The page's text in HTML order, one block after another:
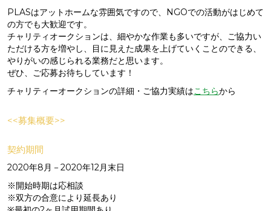
PLASはアットホームな雰囲気ですので、NGOでの活動がはじめて
の方でも大歓迎です。
チャリティオークションは、細やかな作業も多いですが、ご協力い
ただける方を増やし、目に見えた成果を上げていくことのできる、
やりがいの感じられる業務だと思います。
ぜひ、ご応募お待ちしています！
チャリティーオークションの詳細・ご協力実績はこちらから
<<募集概要>>
契約期間
2020年8月－2020年12月末日
※開始時期は応相談
※双方の合意により延長あり